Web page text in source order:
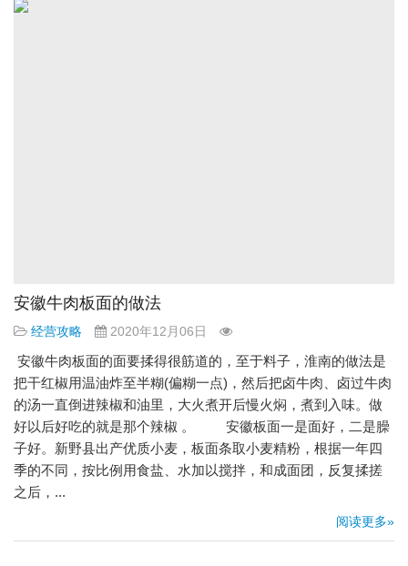
安徽牛肉板面的做法
经营攻略 2020年12月06日
安徽牛肉板面的面要揉得很筋道的，至于料子，淮南的做法是
把干红椒用温油炸至半糊(偏糊一点)，然后把卤牛肉、卤过牛肉
的汤一直倒进辣椒和油里，大火煮开后慢火焖，煮到入味。做
好以后好吃的就是那个辣椒 。 安徽板面一是面好，二是臊
子好。新野县出产优质小麦，板面条取小麦精粉，根据一年四
季的不同，按比例用食盐、水加以搅拌，和成面团，反复揉搓
之后，...
阅读更多»